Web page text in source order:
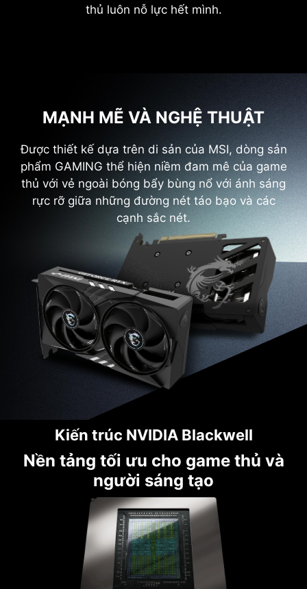
thủ luôn nỗ lực hết mình.
MẠNH MẼ VÀ NGHỆ THUẬT
Được thiết kế dựa trên di sản của MSI, dòng sản
phẩm GAMING thể hiện niềm đam mê của game
thủ với vẻ ngoài bóng bẩy bùng nổ với ánh sáng
rực rỡ giữa những đường nét táo bạo và các
cạnh sắc nét.
Kiến trúc NVIDIA Blackwell
Nền tảng tối ưu cho game thủ và
người sáng tạo